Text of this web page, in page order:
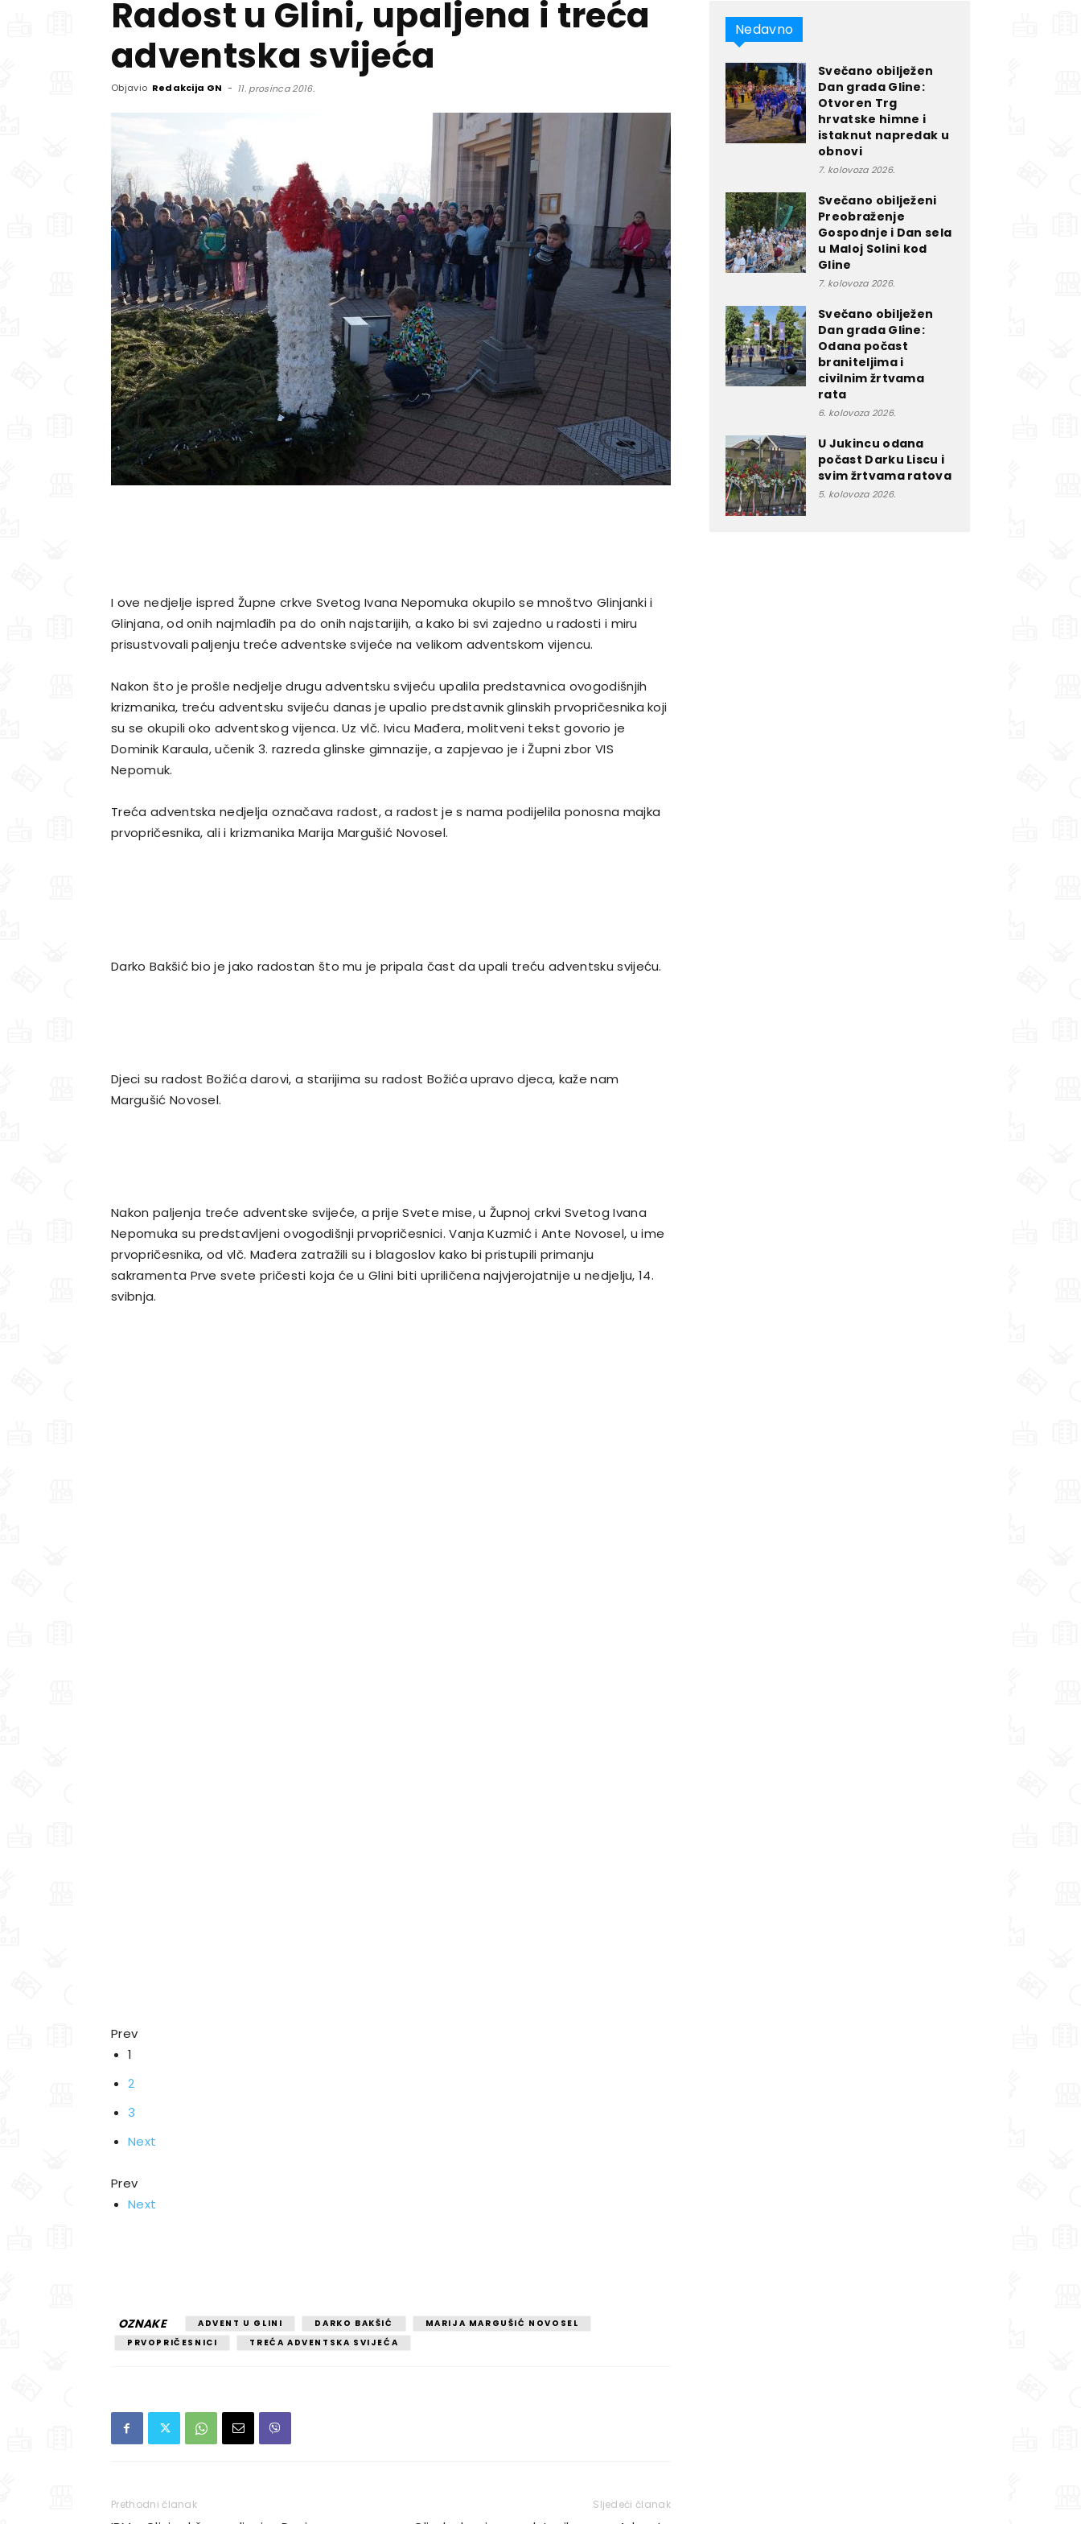
Radost u Glini, upaljena i treća
adventska svijeća
Objavio Redakcija GN - 11. prosinca 2016.
I ove nedjelje ispred Župne crkve Svetog Ivana Nepomuka okupilo se mnoštvo Glinjanki i
Glinjana, od onih najmlađih pa do onih najstarijih, a kako bi svi zajedno u radosti i miru
prisustvovali paljenju treće adventske svijeće na velikom adventskom vijencu.
Nakon što je prošle nedjelje drugu adventsku svijeću upalila predstavnica ovogodišnjih
krizmanika, treću adventsku svijeću danas je upalio predstavnik glinskih prvopričesnika koji
su se okupili oko adventskog vijenca. Uz vlč. Ivicu Mađera, molitveni tekst govorio je
Dominik Karaula, učenik 3. razreda glinske gimnazije, a zapjevao je i Župni zbor VIS
Nepomuk.
Treća adventska nedjelja označava radost, a radost je s nama podijelila ponosna majka
prvopričesnika, ali i krizmanika Marija Margušić Novosel.
Darko Bakšić bio je jako radostan što mu je pripala čast da upali treću adventsku svijeću.
Djeci su radost Božića darovi, a starijima su radost Božića upravo djeca, kaže nam
Margušić Novosel.
Nakon paljenja treće adventske svijeće, a prije Svete mise, u Župnoj crkvi Svetog Ivana
Nepomuka su predstavljeni ovogodišnji prvopričesnici. Vanja Kuzmić i Ante Novosel, u ime
prvopričesnika, od vlč. Mađera zatražili su i blagoslov kako bi pristupili primanju
sakramenta Prve svete pričesti koja će u Glini biti upriličena najvjerojatnije u nedjelju, 14.
svibnja.
Prev
1
2
3
Next
Prev
Next
OZNAKE ADVENT U GLINI DARKO BAKŠIĆ
MARIJA MARGUŠIĆ NOVOSEL
PRVOPRIČESNICI
TREĆA ADVENTSKA SVIJEĆA
Prethodni članak Sljedeći članak
Nedavno
Svečano obilježen
Dan grada Gline:
Otvoren Trg
hrvatske himne i
istaknut napredak u
obnovi
7. kolovoza 2026.
Svečano obilježeni
Preobraženje
Gospodnje i Dan sela
u Maloj Solini kod
Gline
7. kolovoza 2026.
Svečano obilježen
Dan grada Gline:
Odana počast
braniteljima i
civilnim žrtvama
rata
6. kolovoza 2026.
U Jukincu odana
počast Darku Liscu i
svim žrtvama ratova
5. kolovoza 2026.